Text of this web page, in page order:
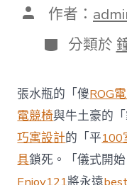
文 作者：
分
類
分類於
張水瓶的「傻ROG
電競椅與牛土豪的
巧寓設計的「平100
具鎖死。「儀式開